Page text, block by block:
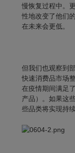
慢恢复过程中。
性地改变了他们
在未来会更低。
但我们也观察到
快速消费品市场
在疫情期间满足
产品）。如果这
些品类将实现持